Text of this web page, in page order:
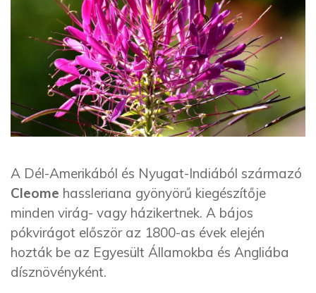
A Dél-Amerikából és Nyugat-Indiából származó
Cleome hassleriana gyönyörű kiegészítője
minden virág- vagy házikertnek. A bájos
pókvirágot először az 1800-as évek elején
hozták be az Egyesült Államokba és Angliába
dísznövényként.